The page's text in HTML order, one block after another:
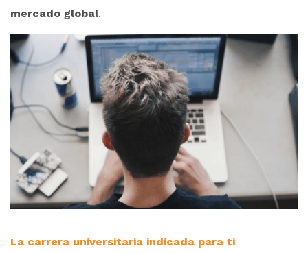
mercado global.
La carrera universitaria indicada para ti